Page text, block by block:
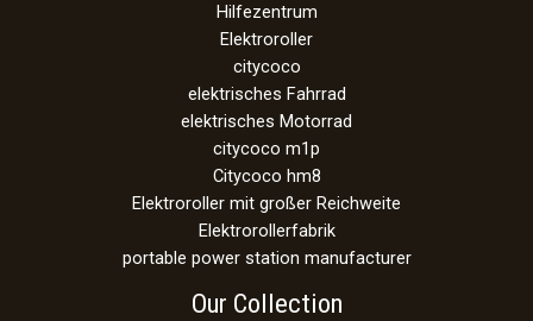
Hilfezentrum
Elektroroller
citycoco
elektrisches Fahrrad
elektrisches Motorrad
citycoco m1p
Citycoco hm8
Elektroroller mit großer Reichweite
Elektrorollerfabrik
portable power station manufacturer
Our Collection